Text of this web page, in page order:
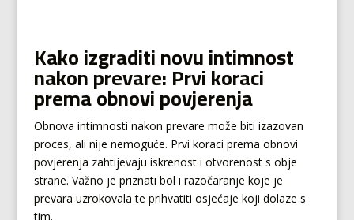
Kako izgraditi novu intimnost
nakon prevare: Prvi koraci
prema obnovi povjerenja
Obnova intimnosti nakon prevare može biti izazovan
proces, ali nije nemoguće. Prvi koraci prema obnovi
povjerenja zahtijevaju iskrenost i otvorenost s obje
strane. Važno je priznati bol i razočaranje koje je
prevara uzrokovala te prihvatiti osjećaje koji dolaze s
tim.